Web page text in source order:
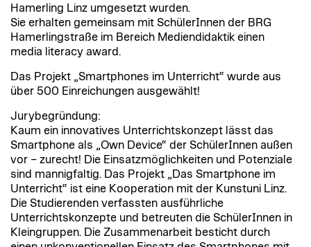
Hamerling Linz umgesetzt wurden.
Sie erhalten gemeinsam mit SchülerInnen der BRG
Hamerlingstraße im Bereich Mediendidaktik einen
media literacy award.
Das Projekt „Smartphones im Unterricht“ wurde aus
über 500 Einreichungen ausgewählt!
Jurybegründung:
Kaum ein innovatives Unterrichtskonzept lässt das
Smartphone als „Own Device“ der SchülerInnen außen
vor – zurecht! Die Einsatzmöglichkeiten und Potenziale
sind mannigfaltig. Das Projekt „Das Smartphone im
Unterricht“ ist eine Kooperation mit der Kunstuni Linz.
Die Studierenden verfassten ausführliche
Unterrichtskonzepte und betreuten die SchülerInnen in
Kleingruppen. Die Zusammenarbeit besticht durch